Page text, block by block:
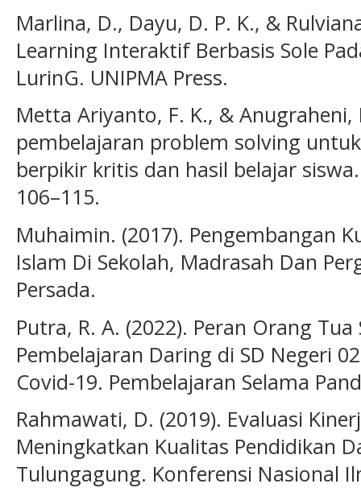
Marlina, D., Dayu, D. P. K., &
Learning Interaktif Berbasis Sole
LurinG. UNIPMA Press.
Metta Ariyanto, F. K., & Anugraheni,
pembelajaran problem solving
berpikir kritis dan hasil belajar siswa.
106–115.
Muhaimin. (2017). Pengembangan
Islam Di Sekolah, Madrasah Dan
Persada.
Putra, R. A. (2022). Peran Orang
Pembelajaran Daring di SD Negeri
Covid-19. Pembelajaran Selama
Rahmawati, D. (2019). Evaluasi
Meningkatkan Kualitas Pendidikan
Tulungagung. Konferensi Nasional